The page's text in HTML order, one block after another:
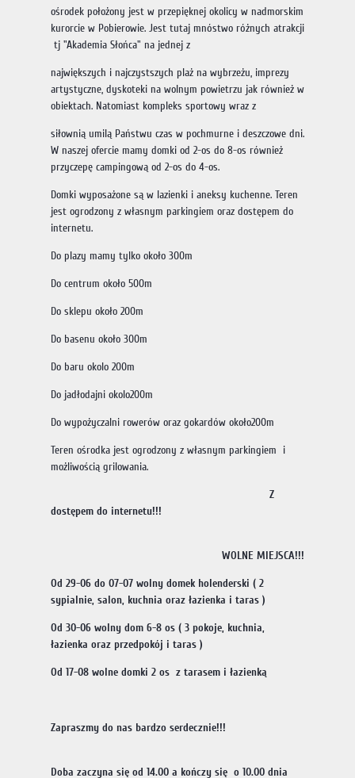
ośrodek położony jest w przepięknej okolicy w nadmorskim
kurorcie w Pobierowie. Jest tutaj mnóstwo różnych atrakcji
tj "Akademia Słońca" na jednej z
największych i najczystszych plaż na wybrzeżu, imprezy
artystyczne, dyskoteki na wolnym powietrzu jak również w
obiektach. Natomiast kompleks sportowy wraz z
siłownią umilą Państwu czas w pochmurne i deszczowe dni.
W naszej ofercie mamy domki od 2-os do 8-os również
przyczepę campingową od 2-os do 4-os.
Domki wyposażone są w lazienki i aneksy kuchenne. Teren
jest ogrodzony z własnym parkingiem oraz dostępem do
internetu.
Do plazy mamy tylko około 300m
Do centrum około 500m
Do sklepu około 200m
Do basenu około 300m
Do baru okolo 200m
Do jadłodajni okolo200m
Do wypożyczalni rowerów oraz gokardów około200m
Teren ośrodka jest ogrodzony z własnym parkingiem i
możliwością grilowania.
Z
dostępem do internetu!!!
WOLNE MIEJSCA!!!
Od 29-06 do 07-07 wolny domek holenderski ( 2
sypialnie, salon, kuchnia oraz łazienka i taras )
Od 30-06 wolny dom 6-8 os ( 3 pokoje, kuchnia,
łazienka oraz przedpokój i taras )
Od 17-08 wolne domki 2 os z tarasem i łazienką
Zapraszmy do nas bardzo serdecznie!!!
Doba zaczyna się od 14.00 a kończy się o 10.00 dnia